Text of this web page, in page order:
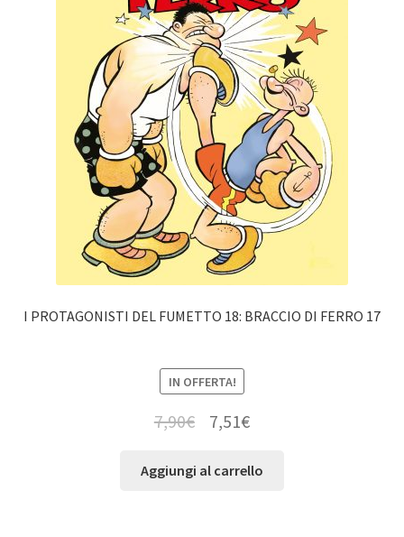
I PROTAGONISTI DEL FUMETTO 18: BRACCIO DI FERRO 17
IN OFFERTA!
7,90€ 7,51€
Aggiungi al carrello